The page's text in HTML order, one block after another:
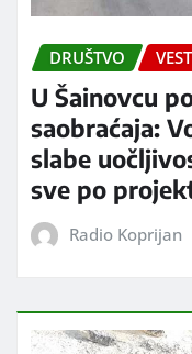
DRUŠTVO
U Šainovcu
saobraćaja:
slabe
sve po
Radio Koprijan